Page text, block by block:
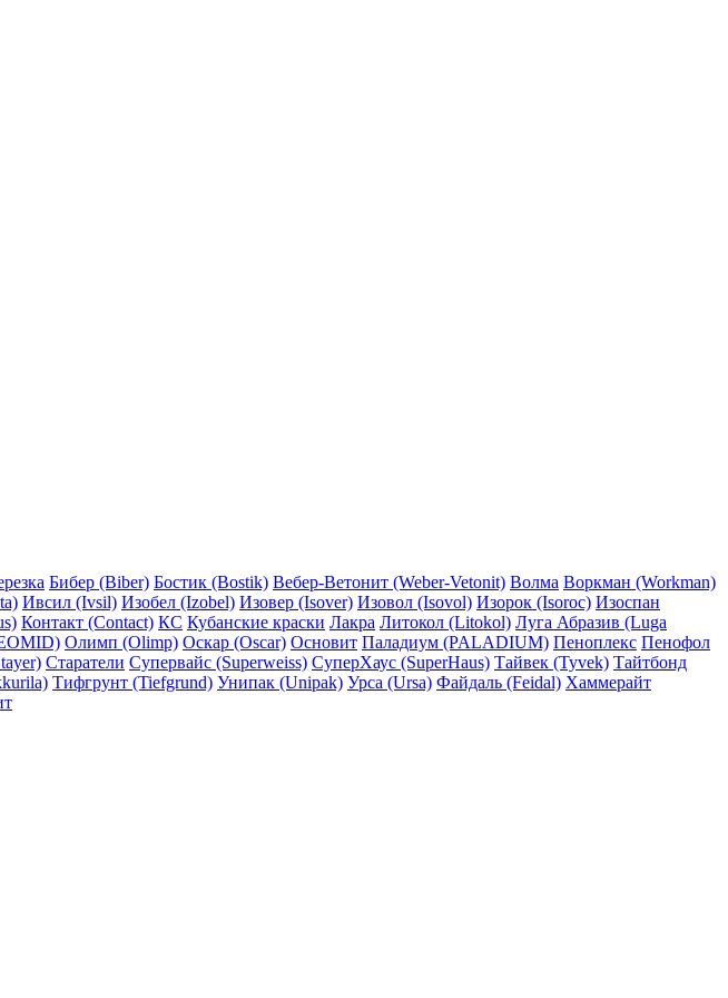
Бибер (Biber) Бостик (Bostik) Вебер-Ветонит (Weber-Vetonit) Волма Воркман (Workman)
Ивсил (Ivsil) Изобел (Izobel) Изовер (Isover) Изовол (Isovol) Изорок (Isoroc) Изоспан
Контакт (Contact) КС Кубанские краски Лакра Литокол (Litokol) Луга Абразив (Luga
Олимп (Olimp) Оскар (Oscar) Основит Паладиум (PALADIUM) Пеноплекс Пенофол
Старатели Супервайс (Superweiss) СуперХаус (SuperHaus) Тайвек (Tyvek) Тайтбонд
Тифгрунт (Tiefgrund) Унипак (Unipak) Урса (Ursa) Файдаль (Feidal) Хаммерайт